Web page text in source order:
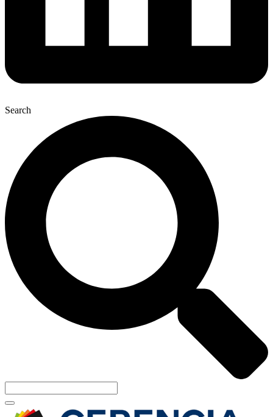
Search